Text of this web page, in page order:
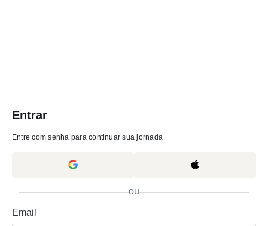
Entrar
Entre com senha para continuar sua jornada
ou
Email